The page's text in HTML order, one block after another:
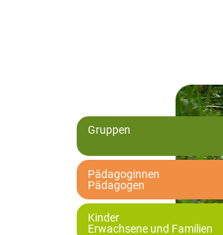
Gruppen
Pädagoginnen
Pädagogen
Kinder
Erwachsene und Familien